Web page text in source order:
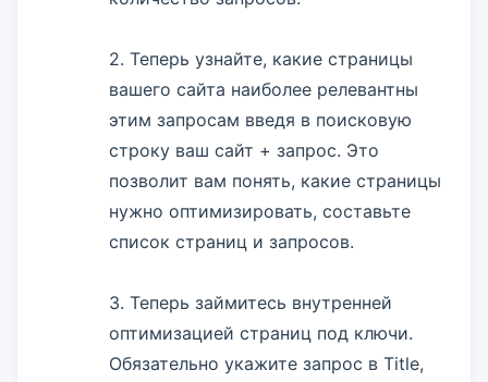
2. Теперь узнайте, какие страницы
вашего сайта наиболее релевантны
этим запросам введя в поисковую
строку ваш сайт + запрос. Это
позволит вам понять, какие страницы
нужно оптимизировать, составьте
список страниц и запросов.
3. Теперь займитесь внутренней
оптимизацией страниц под ключи.
Обязательно укажите запрос в Title,